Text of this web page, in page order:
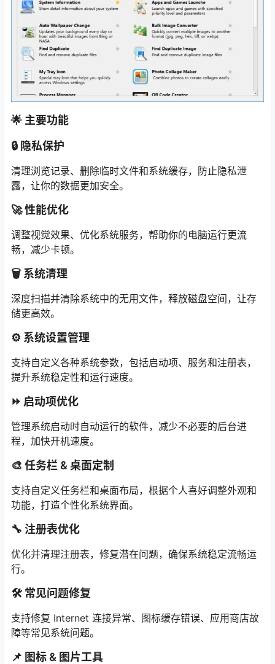
🌟 主要功能
🔒 隐私保护
清理浏览记录、删除临时文件和系统缓存，防止隐私泄
露，让你的数据更加安全。
🚀 性能优化
调整视觉效果、优化系统服务，帮助你的电脑运行更流
畅，减少卡顿。
🗑️ 系统清理
深度扫描并清除系统中的无用文件，释放磁盘空间，让存
储更高效。
⚙️ 系统设置管理
支持自定义各种系统参数，包括启动项、服务和注册表，
提升系统稳定性和运行速度。
⏩ 启动项优化
管理系统启动时自动运行的软件，减少不必要的后台进
程，加快开机速度。
🎨 任务栏 & 桌面定制
支持自定义任务栏和桌面布局，根据个人喜好调整外观和
功能，打造个性化系统界面。
🔧 注册表优化
优化并清理注册表，修复潜在问题，确保系统稳定流畅运
行。
🛠️ 常见问题修复
支持修复 Internet 连接异常、图标缓存错误、应用商店故
障等常见系统问题。
📌 图标 & 图片工具